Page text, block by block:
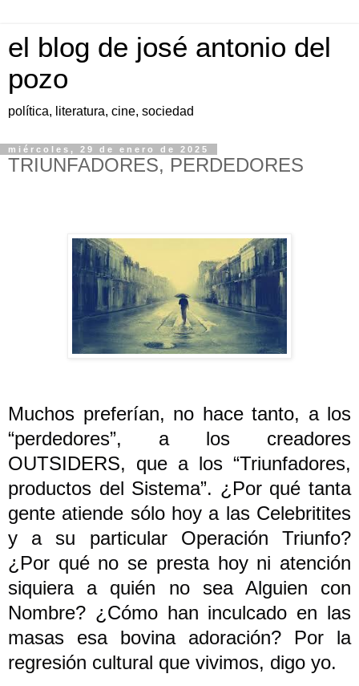
el blog de josé antonio del
pozo
política, literatura, cine, sociedad
miércoles, 29 de enero de 2025
TRIUNFADORES, PERDEDORES
Muchos preferían, no hace tanto, a los
“perdedores”, a los creadores
OUTSIDERS, que a los “Triunfadores,
productos del Sistema”. ¿Por qué tanta
gente atiende sólo hoy a las Celebritites
y a su particular Operación Triunfo?
¿Por qué no se presta hoy ni atención
siquiera a quién no sea Alguien con
Nombre? ¿Cómo han inculcado en las
masas esa bovina adoración? Por la
regresión cultural que vivimos, digo yo.